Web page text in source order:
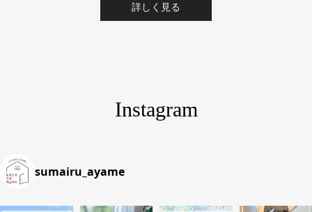
詳しく見る
Instagram
sumairu_ayame